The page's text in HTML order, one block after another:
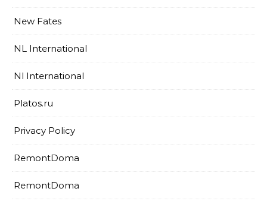
New Fates
NL International
Nl International
Platos.ru
Privacy Policy
RemontDoma
RemontDoma